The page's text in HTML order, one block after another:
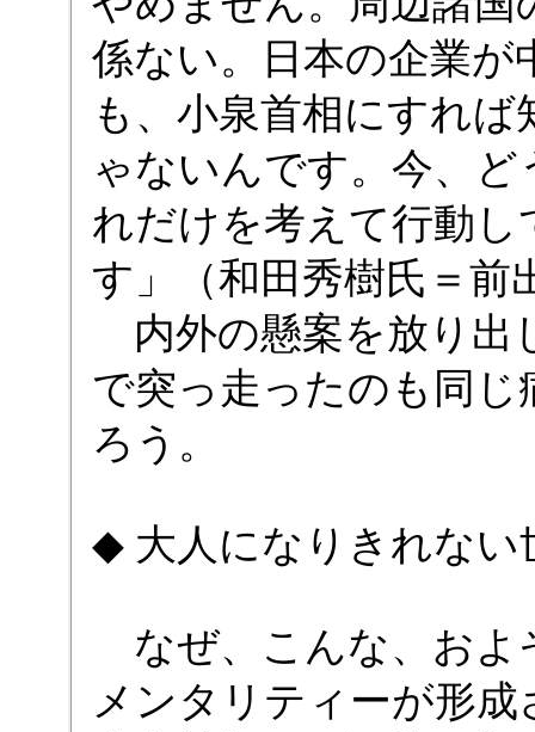
係ない。日本の企業が
も、小泉首相にすれば
ゃないんです。今、
れだけを考えて行動し
す」（和田秀樹氏＝前
内外の懸案を放り出
で突っ走ったのも同じ
ろう。
◆ 大人になりきれな
なぜ、こんな、およ
メンタリティーが形